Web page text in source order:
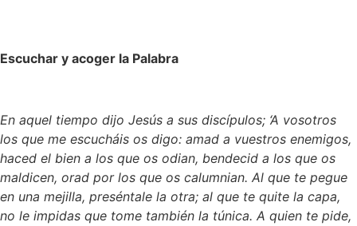
Escuchar y acoger la Palabra
En aquel tiempo dijo Jesús a sus discípulos; ‘A vosotros
los que me escucháis os digo: amad a vuestros enemigos,
haced el bien a los que os odian, bendecid a los que os
maldicen, orad por los que os calumnian. Al que te pegue
en una mejilla, preséntale la otra; al que te quite la capa,
no le impidas que tome también la túnica. A quien te pide,